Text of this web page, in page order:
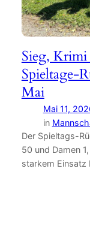
Sieg,
Spieltage-
Mai
Mai 11,
in
Der Spieltags-
50 und Damen
starkem Einsatz